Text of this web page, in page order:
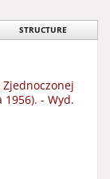
STRUCTURE
- Wyd.